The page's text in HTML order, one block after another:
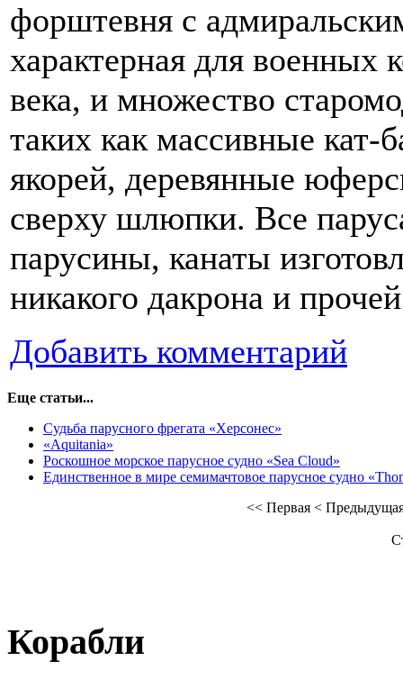
форштевня с
характерная для
века, и множество
таких как массивные кат-
якорей, деревянные
сверху шлюпки. Все
парусины, канаты
никакого дакрона и
Добавить комментарий
Еще статьи...
Судьба парусного фрегата «Херсонес»
«Aquitania»
Роскошное морское парусное судно «Sea Cloud»
Единственное в мире семимачтовое парусное судно
<< Первая <
Корабли